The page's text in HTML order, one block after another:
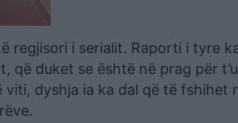
regjisori i serialit. Raporti i tyre
që duket se është në prag për t’u
viti, dyshja ia ka dal që të fshihet